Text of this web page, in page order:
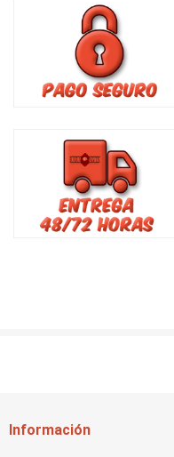
Información